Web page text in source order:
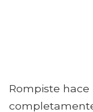
Rompiste